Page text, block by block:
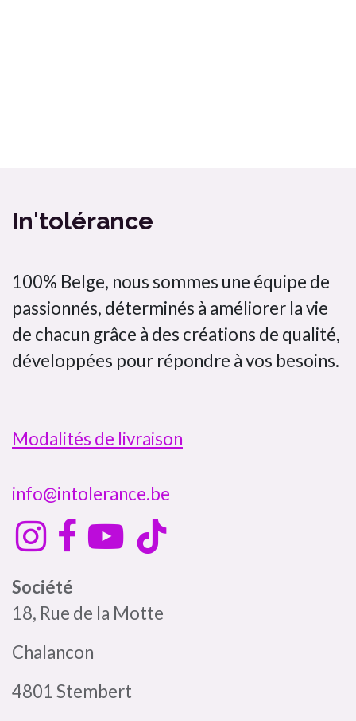
In'tolérance
100% Belge, nous sommes une équipe de
passionnés, déterminés à améliorer la vie
de chacun grâce à des créations de qualité,
développées pour répondre à vos besoins.
Modalités de livraison
info@intolerance.be
Société
18, Rue de la Motte
Chalancon
4801 Stembert